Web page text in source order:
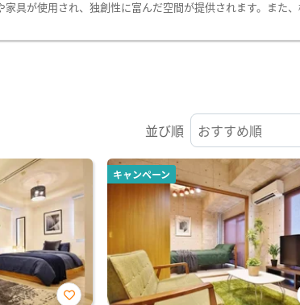
具が使用され、独創性に富んだ空間が提供されます。また
並び順
キャンペーン